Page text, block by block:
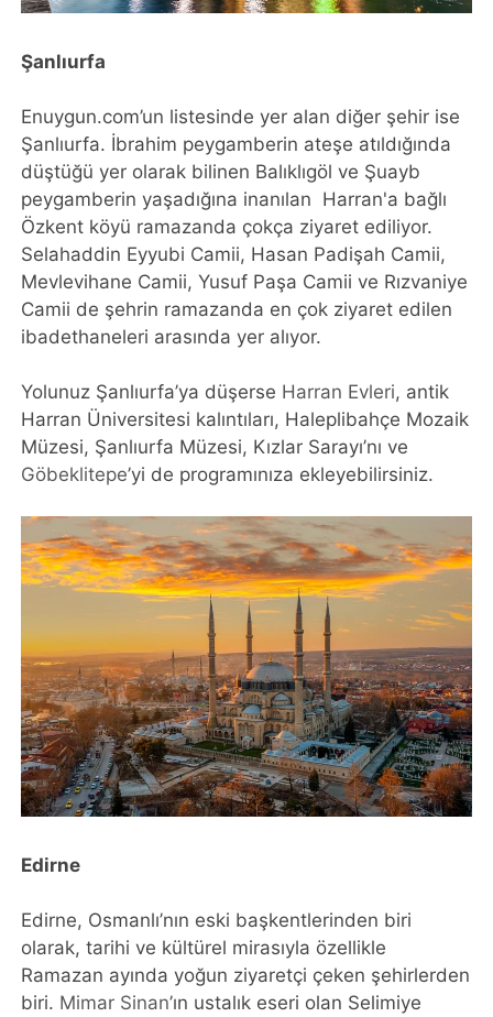
Şanlıurfa
Enuygun.com’un listesinde yer alan diğer şehir ise
Şanlıurfa. İbrahim peygamberin ateşe atıldığında
düştüğü yer olarak bilinen Balıklıgöl ve Şuayb
peygamberin yaşadığına inanılan Harran'a bağlı
Özkent köyü ramazanda çokça ziyaret ediliyor.
Selahaddin Eyyubi Camii, Hasan Padişah Camii,
Mevlevihane Camii, Yusuf Paşa Camii ve Rızvaniye
Camii de şehrin ramazanda en çok ziyaret edilen
ibadethaneleri arasında yer alıyor.
Yolunuz Şanlıurfa’ya düşerse Harran Evleri, antik
Harran Üniversitesi kalıntıları, Haleplibahçe Mozaik
Müzesi, Şanlıurfa Müzesi, Kızlar Sarayı’nı ve
Göbeklitepe’yi de programınıza ekleyebilirsiniz.
Edirne
Edirne, Osmanlı’nın eski başkentlerinden biri
olarak, tarihi ve kültürel mirasıyla özellikle
Ramazan ayında yoğun ziyaretçi çeken şehirlerden
biri. Mimar Sinan’ın ustalık eseri olan Selimiye